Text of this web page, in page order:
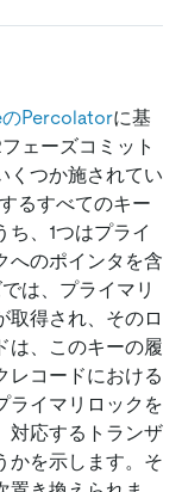
Percolatorに基
ェーズコミット
くつか施されてい
るすべてのキー
、1つはプライ
へのポインタを含
は、プライマリ
取得され、そのロ
は、このキーの履
レコードにおける
ライマリロックを
対応するトランザ
かを示します。そ